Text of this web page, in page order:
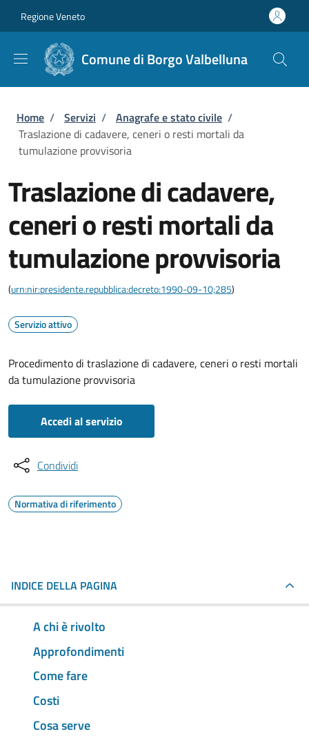
Regione Veneto
Comune di Borgo Valbelluna
Briciole di pane
Home / Servizi / Anagrafe e stato civile /
Traslazione di cadavere, ceneri o resti mortali da
tumulazione provvisoria
Traslazione di cadavere,
ceneri o resti mortali da
tumulazione provvisoria
(urn:nir:presidente.repubblica:decreto:1990-09-10;285)
Servizio attivo
Procedimento di traslazione di cadavere, ceneri o resti mortali
da tumulazione provvisoria
Accedi al servizio
Condividi
Normativa di riferimento
INDICE DELLA PAGINA
A chi è rivolto
Approfondimenti
Come fare
Costi
Cosa serve